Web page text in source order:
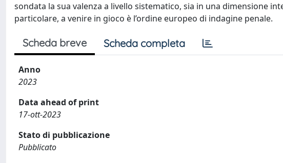
sondata la sua valenza a livello sistematico, sia in una dimensione
particolare, a venire in gioco è l’ordine europeo di indagine penale.
Scheda breve Scheda completa
Anno
2023
Data ahead of print
17-ott-2023
Stato di pubblicazione
Pubblicato